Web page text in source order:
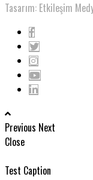
Tasarım: Etkileşim
Previous Next
Close
Test Caption